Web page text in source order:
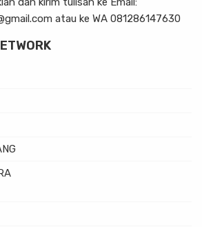
atau ke WA 081286147630